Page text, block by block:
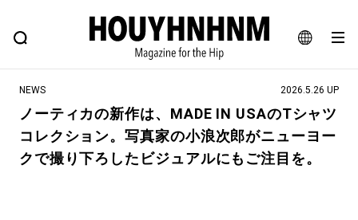
JA
EN
FEATURE BLOG SNAP
ヒップなファッション、カルチャー、ライフスタイルWEBマガジン
#注目のタグ
NEWS 2026.5.26 UP
ノーティカの新作は、MADE IN USAのTシャツ
コレクション。写真家の小浪次郎がニューヨー
クで撮り下ろしたビジュアルにもご注目を。